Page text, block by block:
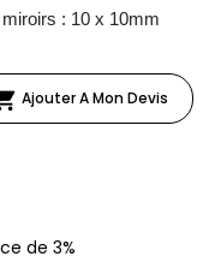
: 10 x 10mm
Ajouter A Mon Devis
de 3%